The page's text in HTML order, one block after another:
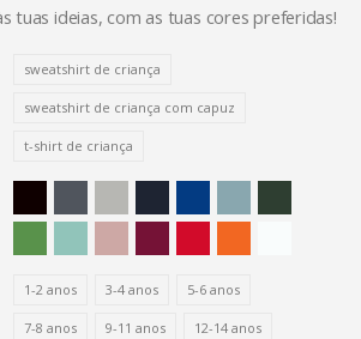
tuas ideias, com as tuas cores preferidas!
sweatshirt de criança
sweatshirt de criança com capuz
t-shirt de criança
1-2 anos 3-4 anos 5-6 anos
7-8 anos 9-11 anos 12-14 anos